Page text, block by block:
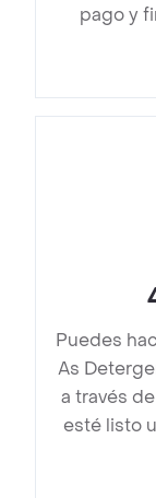
pago y
Puedes
As
a través
esté listo